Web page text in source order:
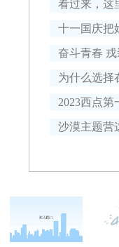
看过来，这
沙漠主题营